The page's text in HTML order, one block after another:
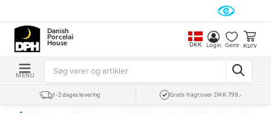
Danish
Porcelain
House
DKK Login Gemt Kurv
MENU
1-2 dages levering Gratis fragt over DKK 799,-